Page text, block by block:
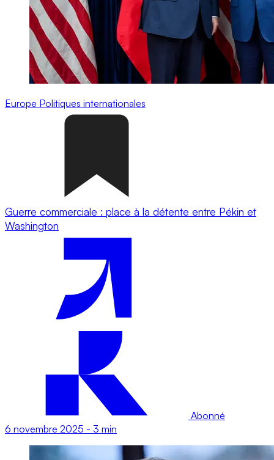
Europe Politiques internationales
Guerre commerciale : place à la détente entre Pékin et
Washington
Abonné
6 novembre 2025 - 3 min